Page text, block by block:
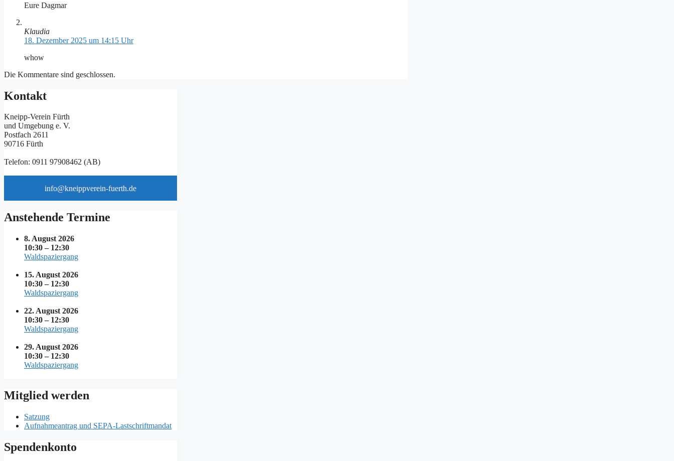
Eu­re Dag­mar
Klaudia
18. Dezember 2025 um 14:15 Uhr
whow
Die Kommentare sind geschlossen.
Kontakt
Kneipp-Verein Fürth
und Umgebung e. V.
Postfach 2611
90716 Fürth
Telefon: 0911 97908462 (AB)
info@kneippverein-fuerth.de
Anstehende Termine
8. August 2026
10:30 – 12:30
Waldspaziergang
15. August 2026
10:30 – 12:30
Waldspaziergang
22. August 2026
10:30 – 12:30
Waldspaziergang
29. August 2026
10:30 – 12:30
Waldspaziergang
Mitglied werden
Satzung
Aufnahmeantrag und SEPA-Lastschriftmandat
Spendenkonto